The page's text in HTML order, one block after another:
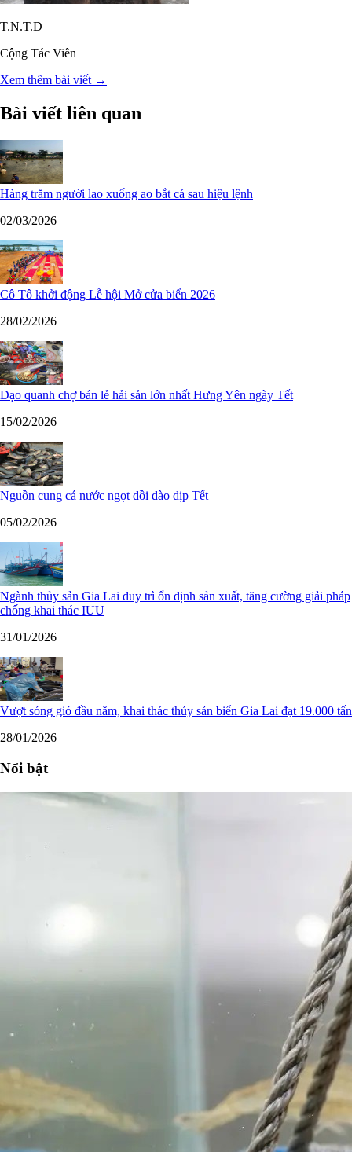
T.N.T.D
Cộng Tác Viên
Xem thêm bài viết →
Bài viết liên quan
Hàng trăm người lao xuống ao bắt cá sau hiệu lệnh
02/03/2026
Cô Tô khởi động Lễ hội Mở cửa biển 2026
28/02/2026
Dạo quanh chợ bán lẻ hải sản lớn nhất Hưng Yên ngày Tết
15/02/2026
Nguồn cung cá nước ngọt dồi dào dịp Tết
05/02/2026
Ngành thủy sản Gia Lai duy trì ổn định sản xuất, tăng cường giải pháp
chống khai thác IUU
31/01/2026
Vượt sóng gió đầu năm, khai thác thủy sản biển Gia Lai đạt 19.000 tấn
28/01/2026
Nổi bật